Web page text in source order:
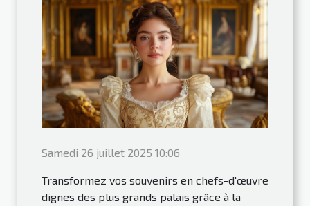
Samedi 26 juillet 2025 10:06
Transformez vos souvenirs en chefs-d'œuvre
dignes des plus grands palais grâce à la